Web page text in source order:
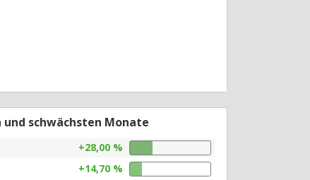
schwächsten Monate
+28,00 %
+14,70 %